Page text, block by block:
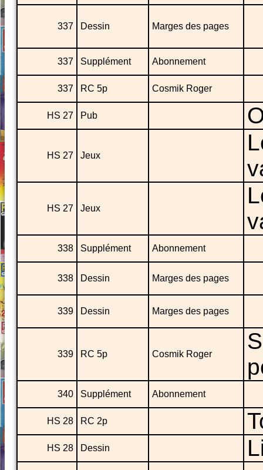
337 Dessin Marges des pages
337 Supplément Abonnement
337 RC 5p Cosmik Roger
HS 27 Pub
HS 27 Jeux
HS 27 Jeux
338 Supplément Abonnement
338 Dessin Marges des pages
339 Dessin Marges des pages
339 RC 5p Cosmik Roger
340 Supplément Abonnement
HS 28 RC 2p
HS 28 Dessin